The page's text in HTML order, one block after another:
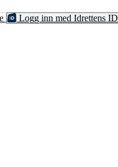
Logg inn med Idrettens ID